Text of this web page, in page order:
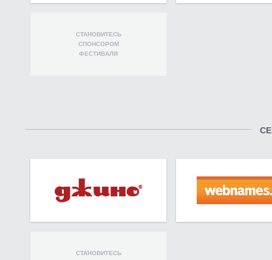
СТАНОВИТЕСЬ
СПОНСОРОМ
ФЕСТИВАЛЯ
СТАНОВИТЕСЬ